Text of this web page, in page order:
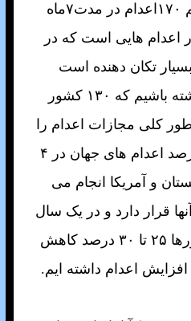
داشته اند. آماردست کم ۱۷۰اعدام در مدت۷ماه
اعدام هايی است که در
تکان دهنده است
خصوصا اگر در نظر داشته باشيم که ۱۳۰ کشور
طور کلی مجازات اعدام را
کنار گذاشته اند و ۹۰ درصد اعدام های جهان در ۴
و آمريکا انجام می
قرار دارد و در يک سال
گذشته در همه آن کشورها ۲۵ تا ۳۰ درصد کاهش
اعدام داشته ايم.